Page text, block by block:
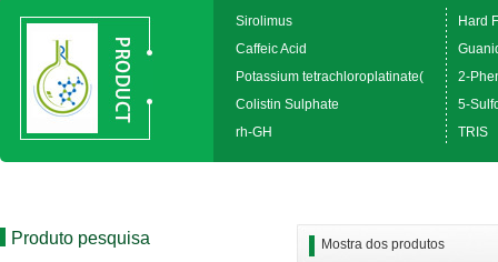
Sirolimus
Hard
Caffeic Acid
Potassium tetrachloroplatinate(
2-
Colistin Sulphate
5-
rh-GH
TRIS
Produto pesquisa Mostra dos produtos